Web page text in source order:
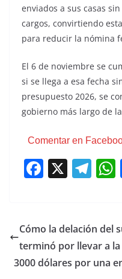
enviados a sus casas
cargos, convirtiendo
para reducir la nómina
El 6 de noviembre se
si se llega a esa fecha
presupuesto 2026, se
gobierno más largo de
Comentar en
F
e
b
o
X T
gr
a
m
Cómo la delación del
terminó por llevar a la
3000 dólares por una